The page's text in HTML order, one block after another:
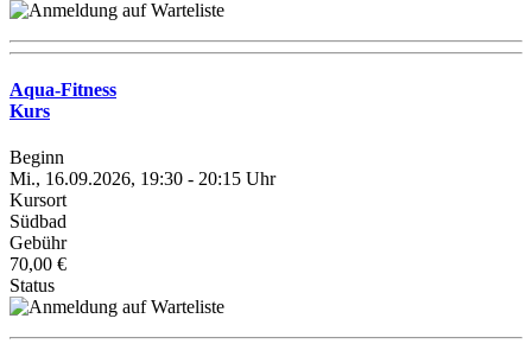
Aqua-Fitness
Kurs
Beginn
Mi., 16.09.2026, 19:30 - 20:15 Uhr
Kursort
Südbad
Gebühr
70,00 €
Status